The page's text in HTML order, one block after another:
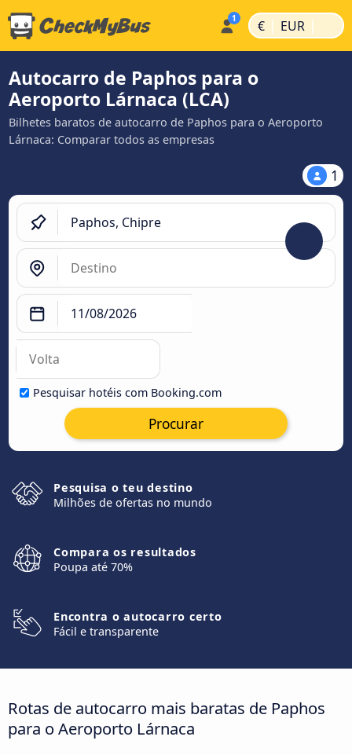
€ | EUR |
Autocarro de Paphos para o
Aeroporto Lárnaca (LCA)
Bilhetes baratos de autocarro de Paphos para o Aeroporto
Lárnaca: Comparar todos as empresas
1
Pesquisar hotéis com Booking.com
Procurar
Pesquisa o teu destino
Milhões de ofertas no mundo
Compara os resultados
Poupa até 70%
Encontra o autocarro certo
Fácil e transparente
Rotas de autocarro mais baratas de Paphos
para o Aeroporto Lárnaca